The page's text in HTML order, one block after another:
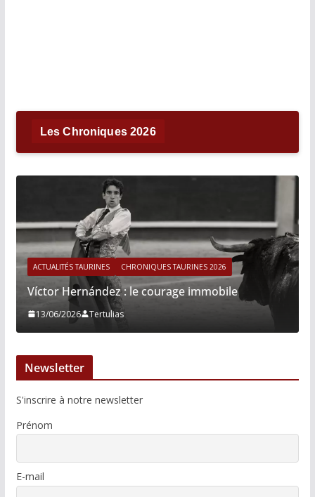
Les Chroniques 2026
ACTUALITÉS TAURINES CHRONIQUES TAURINES 2026
Víctor Hernández : le courage immobile
13/06/2026 Tertulias
Newsletter
S'inscrire à notre newsletter
Prénom
E-mail